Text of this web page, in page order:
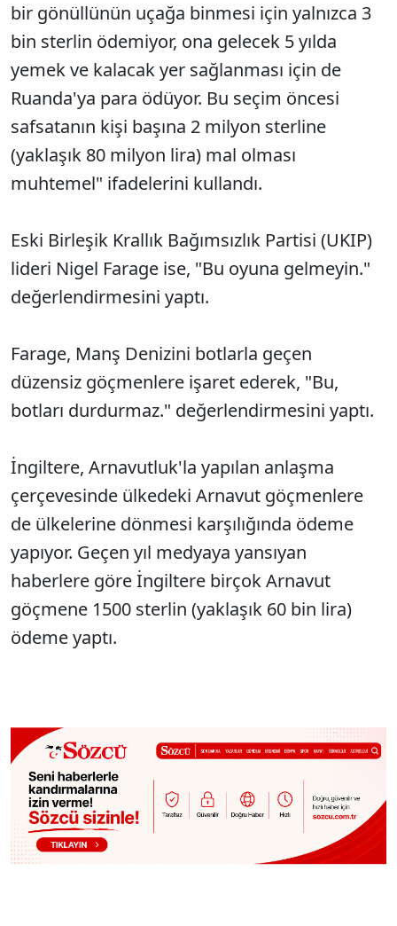
bir gönüllünün uçağa binmesi için yalnızca 3
bin sterlin ödemiyor, ona gelecek 5 yılda
yemek ve kalacak yer sağlanması için de
Ruanda'ya para ödüyor. Bu seçim öncesi
safsatanın kişi başına 2 milyon sterline
(yaklaşık 80 milyon lira) mal olması
muhtemel" ifadelerini kullandı.
Eski Birleşik Krallık Bağımsızlık Partisi (UKIP)
lideri Nigel Farage ise, "Bu oyuna gelmeyin."
değerlendirmesini yaptı.
Farage, Manş Denizini botlarla geçen
düzensiz göçmenlere işaret ederek, "Bu,
botları durdurmaz." değerlendirmesini yaptı.
İngiltere, Arnavutluk'la yapılan anlaşma
çerçevesinde ülkedeki Arnavut göçmenlere
de ülkelerine dönmesi karşılığında ödeme
yapıyor. Geçen yıl medyaya yansıyan
haberlere göre İngiltere birçok Arnavut
göçmene 1500 sterlin (yaklaşık 60 bin lira)
ödeme yaptı.